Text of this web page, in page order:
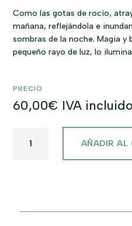
Como las gotas de rocío,
mañana, reflejándola e
sombras de la noche. Magia y
pequeño rayo de luz, lo
PRECIO
60,00€ IVA incluido
DROPS
AÑADIR AL